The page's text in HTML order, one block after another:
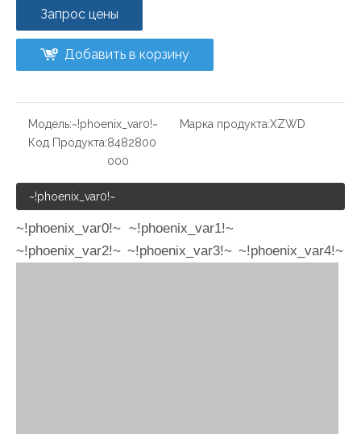
Запрос цены
Добавить в корзину
Модель:~!phoenix_var0!~ Марка продукта:XZWD
Код Продукта:8482800
000
~!phoenix_var0!~
~!phoenix_var0!~ ~!phoenix_var1!~
~!phoenix_var2!~ ~!phoenix_var3!~ ~!phoenix_var4!~